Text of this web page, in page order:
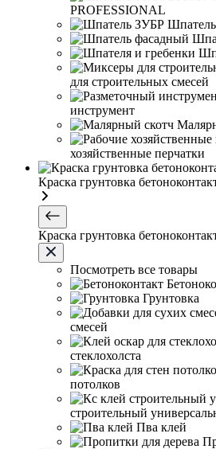
PROFESSIONAL
для строительных смесей
инструмент
хозяйственные перчатки
Краска грунтовка
Краска грунтовка
Посмотреть все товары
Грунтовка
смесей
стеклохолста
потолков
строительный
Пва клей